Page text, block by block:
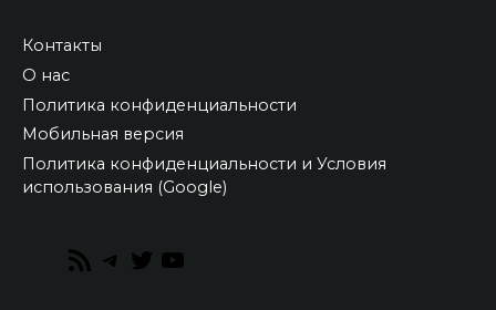
Контакты
О нас
Политика конфиденциальности
Мобильная версия
Политика конфиденциальности и Условия
использования (Google)
RSS
Telegram
Twitter